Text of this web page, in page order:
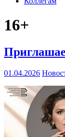
16+
01.04.2026